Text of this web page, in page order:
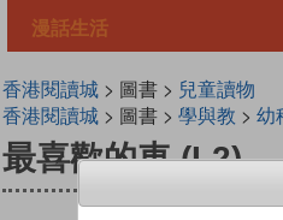
漫話生活
香港閱讀城> 圖書 > 兒童讀物
香港閱讀城> 圖書 > 學與教 > 幼
最喜歡的車 (L2)